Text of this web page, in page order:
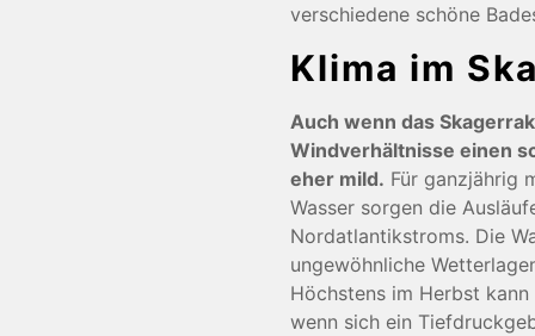
verschiedene schöne
Klima im
Auch wenn das
Windverhältnisse einen
eher mild. Für ganzjährig
Wasser sorgen die
Nordatlantikstroms. Die
ungewöhnliche
Höchstens im Herbst
wenn sich ein